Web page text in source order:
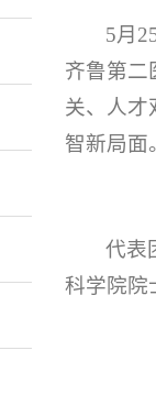
5月
齐鲁第二
关、人才
智新局面
代表
科学院院